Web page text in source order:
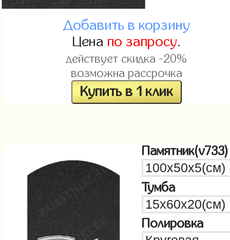
Добавить в корзину
Цена по запросу.
действует скидка -20%
возможна рассрочка
Купить в 1 клик
Памятник(v733)
Тумба
Полировка